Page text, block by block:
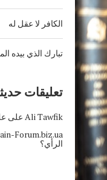
الكافر لا عقل له
تبارك الذي بيده
تعليقات
Ali Tawfik على
Forum.biz.ua/
الرأي؟